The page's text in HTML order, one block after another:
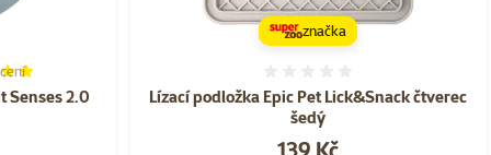
Senses 2.0
100%, počet hodnocení: 6
Lízací podložka Epic Pet Lick&Snack čtverec
šedý
Cena
značka